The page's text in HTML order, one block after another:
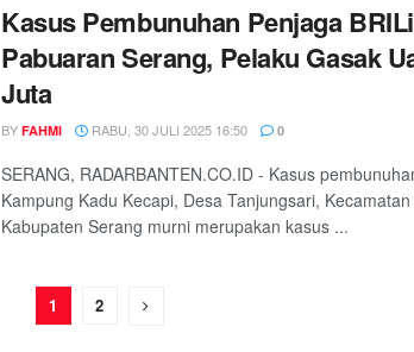
Kasus Pembunuhan Penjaga
Pabuaran Serang, Pelaku Gasak
Juta
BY FAHMI RABU, 30 JULI 2025 16:50 0
SERANG, RADARBANTEN.CO.ID - Kasus
Kampung Kadu Kecapi, Desa Tanjungsari,
Kabupaten Serang murni merupakan kasus ...
1 2